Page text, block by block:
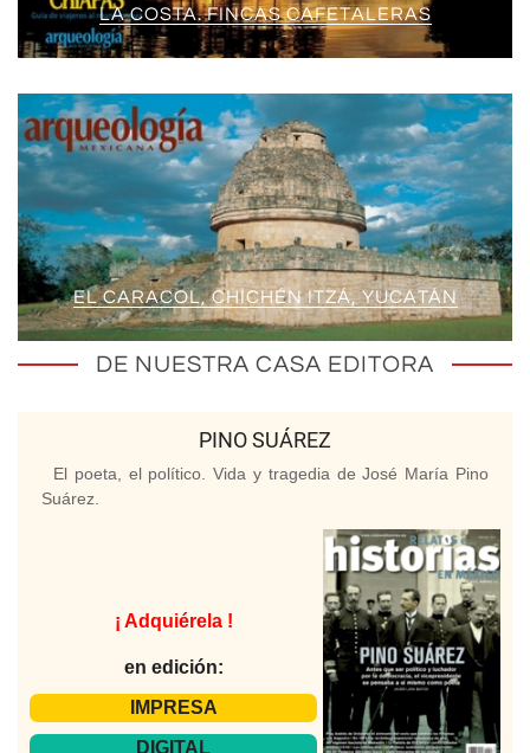
LA COSTA. FINCAS CAFETALERAS
EL CARACOL, CHICHÉN ITZÁ, YUCATÁN
DE NUESTRA CASA EDITORA
PINO SUÁREZ
El poeta, el político. Vida y tragedia de José María Pino
Suárez.
¡ Adquiérela !
en edición:
IMPRESA
DIGITAL